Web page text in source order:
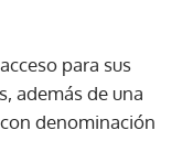
para sus
además de una
denominación